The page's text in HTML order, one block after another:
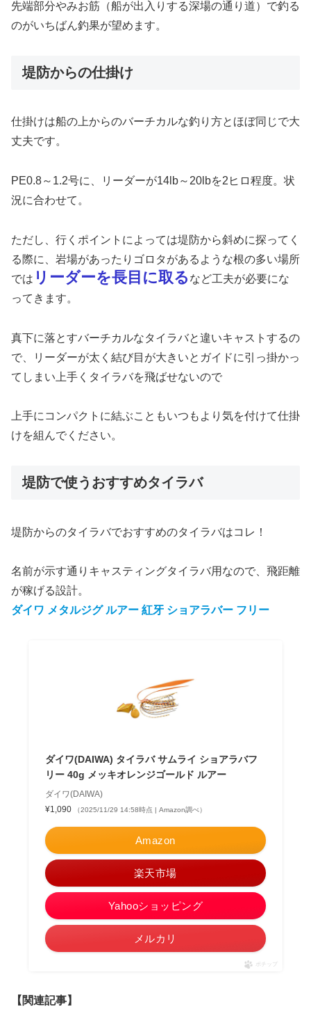
先端部分やみお筋（船が出入りする深場の通り道）で釣る
のがいちばん釣果が望めます。
堤防からの仕掛け
仕掛けは船の上からのバーチカルな釣り方とほぼ同じで大
丈夫です。
PE0.8～1.2号に、リーダーが14lb～20lbを2ヒロ程度。状
況に合わせて。
ただし、行くポイントによっては堤防から斜めに探ってく
る際に、岩場があったりゴロタがあるような根の多い場所
では リーダーを長目に取る など工夫が必要にな
ってきます。
真下に落とすバーチカルなタイラバと違いキャストするの
で、リーダーが太く結び目が大きいとガイドに引っ掛かっ
てしまい上手くタイラバを飛ばせないので
上手にコンパクトに結ぶこともいつもより気を付けて仕掛
けを組んでください。
堤防で使うおすすめタイラバ
堤防からのタイラバでおすすめのタイラバはコレ！
名前が示す通りキャスティングタイラバ用なので、飛距離
が稼げる設計。
ダイワ メタルジグ ルアー 紅牙 ショアラバー フリー
ダイワ(DAIWA) タイラバ サムライ ショアラバフ
リー 40g メッキオレンジゴールド ルアー
ダイワ(DAIWA)
¥1,090
（2025/11/29 14:58時点 | Amazon調べ）
Amazon
楽天市場
Yahooショッピング
メルカリ
ポチップ
【関連記事】